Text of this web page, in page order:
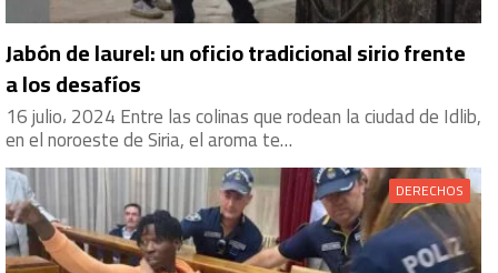
Jabón de laurel: un oficio tradicional sirio frente
a los desafíos
16 julio، 2024 Entre las colinas que rodean la ciudad de Idlib,
en el noroeste de Siria, el aroma te…
DERECHOS